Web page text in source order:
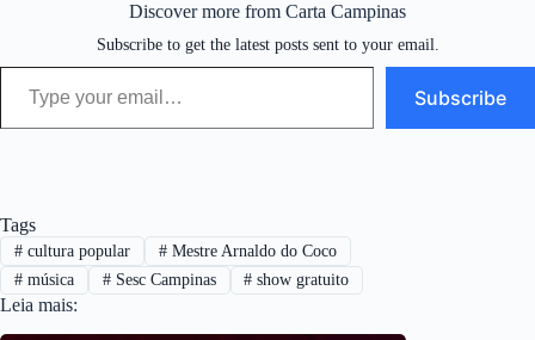
Discover more from Carta Campinas
Subscribe to get the latest posts sent to your email.
Type your email…
Subscribe
Tags
#cultura popular #Mestre Arnaldo do Coco
#música #Sesc Campinas # show gratuito
Leia mais: